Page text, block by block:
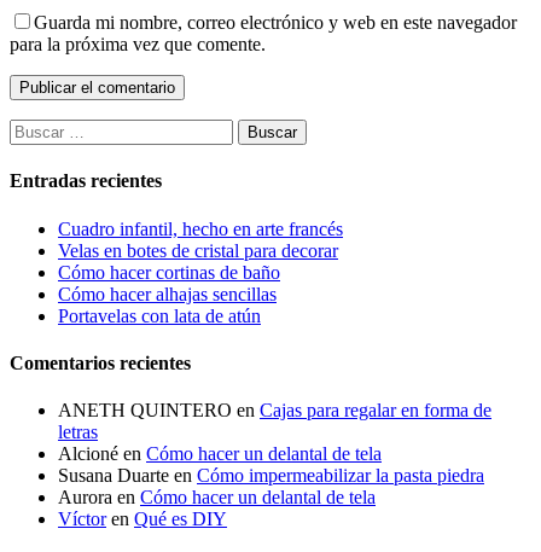
Guarda mi nombre, correo electrónico y web en este navegador
para la próxima vez que comente.
Buscar:
Entradas recientes
Cuadro infantil, hecho en arte francés
Velas en botes de cristal para decorar
Cómo hacer cortinas de baño
Cómo hacer alhajas sencillas
Portavelas con lata de atún
Comentarios recientes
ANETH QUINTERO en Cajas para regalar en forma de
letras
Alcioné en Cómo hacer un delantal de tela
Susana Duarte en Cómo impermeabilizar la pasta piedra
Aurora en Cómo hacer un delantal de tela
Víctoren Qué es DIY